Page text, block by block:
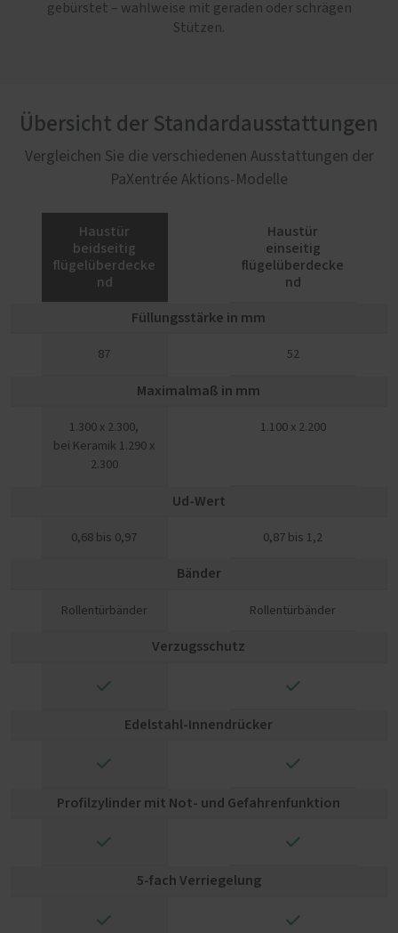
gebürstet – wahlweise mit geraden oder schrägen
Stützen.
Übersicht der Standardausstattungen
Vergleichen Sie die verschiedenen Ausstattungen der
PaXentrée Aktions-Modelle
Haustür
beidseitig
flügelüberdecke
nd
Haustür
einseitig
flügelüberdecke
nd
Füllungsstärke in mm
87 52
Maximalmaß in mm
1.300 x 2.300,
bei Keramik 1.290 x
2.300
1.100 x 2.200
Ud-Wert
0,68 bis 0,97 0,87 bis 1,2
Bänder
Rollentürbänder Rollentürbänder
Verzugsschutz
✓ ✓
Edelstahl-Innendrücker
✓ ✓
Profilzylinder mit Not- und Gefahrenfunktion
✓ ✓
5-fach Verriegelung
✓ ✓